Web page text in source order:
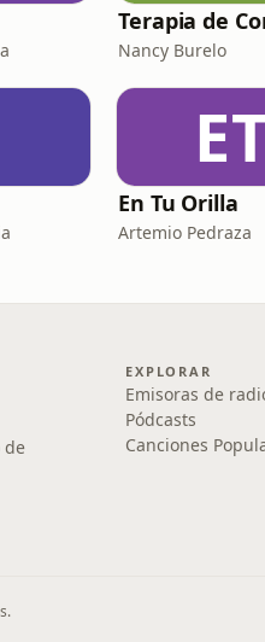
Nancy Burelo
En Tu Orilla
Artemio Pedraza
de
EXPLORAR
Emisoras de
Pódcasts
Canciones